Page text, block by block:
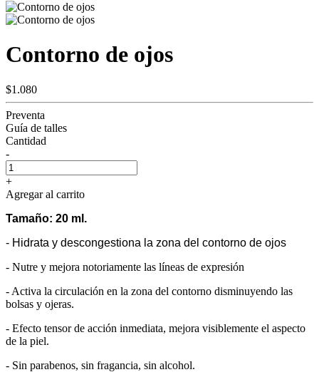
Contorno de ojos
$1.080
Preventa
Guía de talles
Cantidad
-
+
Agregar al carrito
Tamaño: 20 ml.
- Hidrata y descongestiona la zona del contorno de ojos
- Nutre y mejora notoriamente las líneas de expresión
- Activa la circulación en la zona del contorno disminuyendo las
bolsas y ojeras.
- Efecto tensor de acción inmediata, mejora visiblemente el aspecto
de la piel.
- Sin parabenos, sin fragancia, sin alcohol.